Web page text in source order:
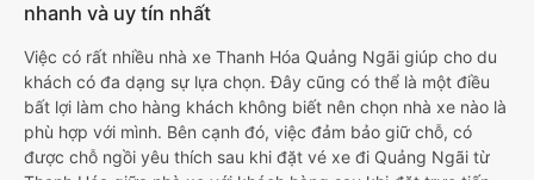
nhanh và uy tín nhất
Việc có rất nhiều nhà xe Thanh Hóa Quảng Ngãi giúp cho du
khách có đa dạng sự lựa chọn. Đây cũng có thể là một điều
bất lợi làm cho hàng khách không biết nên chọn nhà xe nào là
phù hợp với mình. Bên cạnh đó, việc đảm bảo giữ chỗ, có
được chỗ ngồi yêu thích sau khi đặt vé xe đi Quảng Ngãi từ